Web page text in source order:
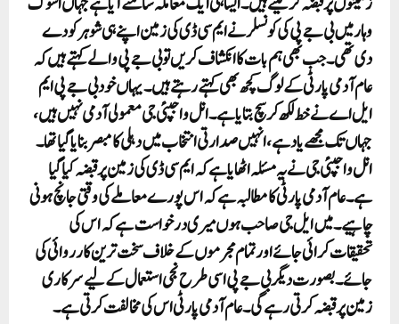
وہار میں بی جے پی کی کونسلر نے ایم سی ڈی کی زمین اپنے ہی شوہر کو دے
دی تھی۔ جب بھی ہم بات کا انکشاف کریں تو بی جے پی والے کہتے ہیں کہ
عام آدمی پارٹی کے لوگ کچھ بھی کہتے رہتے ہیں۔ یہاں خود بی جے پی ایم
ایل اے نے خط لکھ کر سچ بتایا ہے۔انل واجپئی جی معمولی آدمی نہیں ہیں،
جہاں تک مجھے یاد ہے، انہیں صدارتی انتخاب میں دہلی کا مبصر بنایا گیا تھا۔
انل واجپئی جی نے یہ مسئلہ اٹھایا ہے کہ ایم سی ڈی کی زمین پر قبضہ کیا گیا
ہے۔ عام آدمی پارٹی کا مطالبہ ہے کہ اس پورے معاملے کی وقتی جانچ ہونی
چاہیے۔ میں ایل جی صاحب ہوں میری درخواست ہے کہ اس کی
تحقیقات کرائی جائے اور تمام مجرموں کے خلاف سخت ترین کارروائی کی
جائے۔ بصورت دیگر بی جے پی اسی طرح نجی استعمال کے لیے سرکاری
زمین پر قبضہ کرتی رہے گی۔ عام آدمی پارٹی اس کی مخالفت کرتی ہے۔